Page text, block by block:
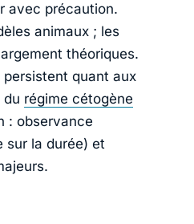
avec précaution.
animaux ; les
théoriques.
quant aux
du régime cétogène
: observance
sur la durée) et